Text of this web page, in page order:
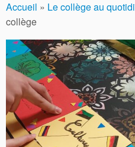
au
contenu
Accueil » Le collège au
collège